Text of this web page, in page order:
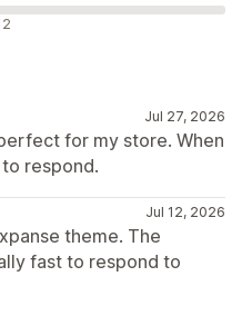
Jul 27, 2026
for my store. When
respond.
Jul 12, 2026
theme. The
fast to respond to